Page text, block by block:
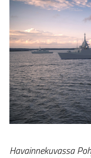
Havainnekuvassa